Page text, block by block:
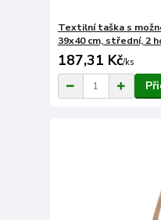
Textilní taška s
39x40 cm, střední, 2
187,31 Kč/ks